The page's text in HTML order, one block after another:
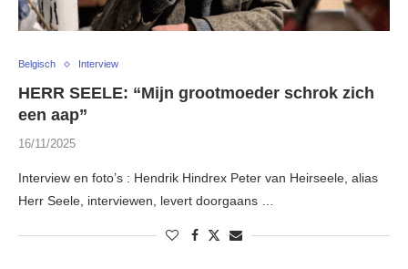
Belgisch Interview
HERR SEELE: “Mijn grootmoeder schrok zich
een aap”
16/11/2025
Interview en foto’s : Hendrik Hindrex Peter van Heirseele, alias
Herr Seele, interviewen, levert doorgaans …